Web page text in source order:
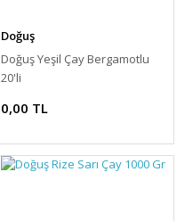
Doğuş
Doğuş Yeşil Çay Bergamotlu
20'li
0,00 TL